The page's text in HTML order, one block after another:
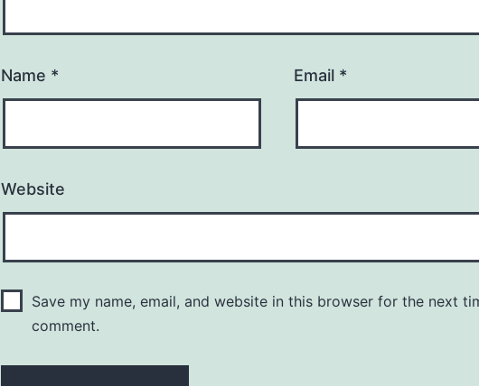
Name * Email *
Website
Save my name, email, and website in this browser for the next
comment.